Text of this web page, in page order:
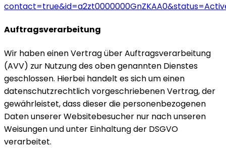
Auftragsverarbeitung
Wir haben einen Vertrag über Auftragsverarbeitung
(AVV) zur Nutzung des oben genannten Dienstes
geschlossen. Hierbei handelt es sich um einen
datenschutzrechtlich vorgeschriebenen Vertrag, der
gewährleistet, dass dieser die personenbezogenen
Daten unserer Websitebesucher nur nach unseren
Weisungen und unter Einhaltung der DSGVO
verarbeitet.